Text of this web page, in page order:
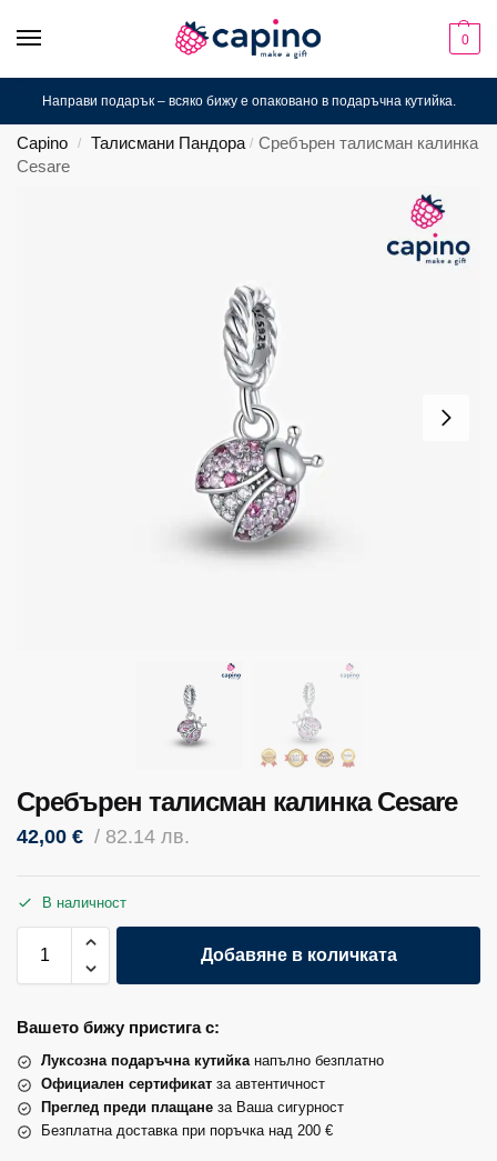
0
Направи подарък – всяко бижу е опаковано в подаръчна кутийка.
Capino / Талисмани Пандора / Сребърен талисман калинка
Cesare
Сребърен талисман калинка Cesare
42,00 € / 82.14 лв.
В наличност
Добавяне в количката
Вашето бижу пристига с:
Луксозна подаръчна кутийканапълно безплатно
Официален сертификат за автентичност
Преглед преди плащане за Ваша сигурност
Безплатна доставка при поръчка над 200 €